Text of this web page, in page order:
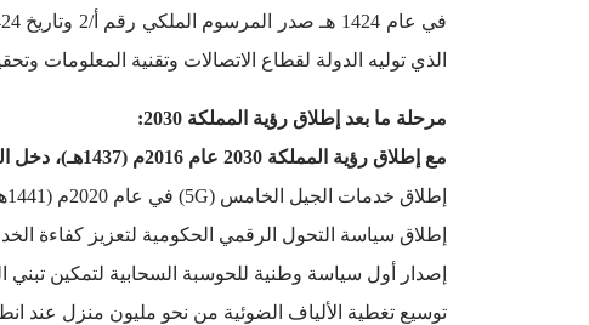
الذي توليه الدولة لقطاع الاتصالات وتقنية المعلومات
مرحلة ما بعد إطلاق رؤية المملكة 2030:
مع إطلاق رؤية المملكة 2030 عام 2016م (1437هـ)، دخل القطاع مرحلة تحول تاريخية شاملة، تمثلت في:
إطلاق خدمات الجيل الخامس (5G) في عام 2020م (1441هـ) لتصبح المملكة الأولى على مستوى الشرق الأوسط وشمال أفريقيا في سرعة وانتشار الشبكة.
إطلاق سياسة التحول الرقمي الحكومية لتعزيز كفاءة
إصدار أول سياسة وطنية للحوسبة السحابية لتمكين تبني
توسيع تغطية الألياف الضوئية من نحو مليون منزل عند انطلاق